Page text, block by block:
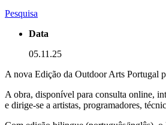
Pesquisa
Data
05.11.25
A nova Edição da Outdoor Arts Portugal
A obra, disponível para consulta online,
e dirige-se a artistas, programadores,